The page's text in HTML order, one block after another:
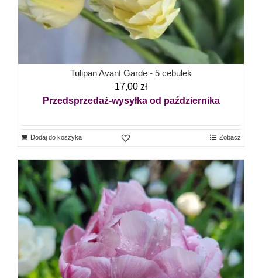
Tulipan Avant Garde - 5 cebulek
17,00 zł
Przedsprzedaż-wysyłka od października
Dodaj do koszyka Zobacz